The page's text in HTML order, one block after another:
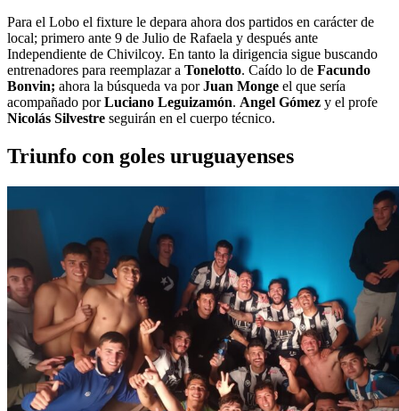
Para el Lobo el fixture le depara ahora dos partidos en carácter de
local; primero ante 9 de Julio de Rafaela y después ante
Independiente de Chivilcoy. En tanto la dirigencia sigue buscando
entrenadores para reemplazar a Tonelotto. Caído lo de Facundo
Bonvin; ahora la búsqueda va porJuan Monge el que sería
acompañado porLuciano Leguizamón. Angel Gómez y el profe
Nicolás Silvestre seguirán en el cuerpo técnico.
Triunfo con goles uruguayenses